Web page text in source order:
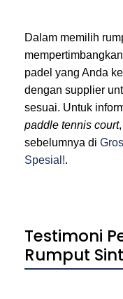
Dalam memilih
padel yang Anda
dengan supplier
sesuai. Untuk
paddle tennis court
sebelumnya di
Spesial!.
Testimoni
Rumput